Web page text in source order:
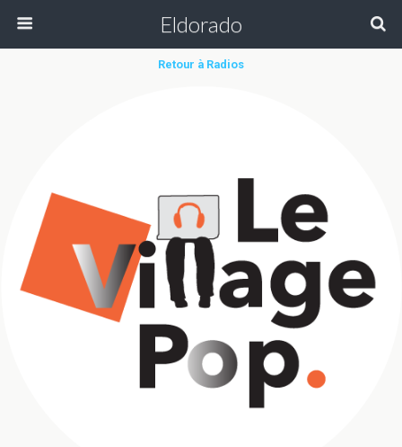
Eldorado
Retour à Radios